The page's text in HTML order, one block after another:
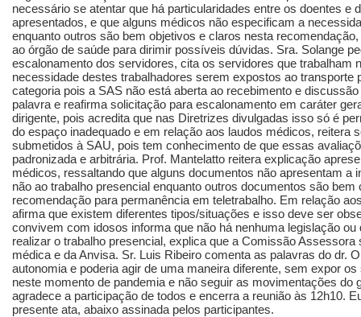
necessário se atentar que há particularidades entre os doentes e
apresentados, e que alguns médicos não especificam a
enquanto outros são bem objetivos e claros nesta
ao órgão de saúde para dirimir possíveis dúvidas. Sra. Solange
escalonamento dos servidores, cita os servidores que trabalham
necessidade destes trabalhadores serem expostos ao transporte
categoria pois a SAS não está aberta ao recebimento e
palavra e reafirma solicitação para escalonamento em caráter
dirigente, pois acredita que nas Diretrizes divulgadas isso só é
do espaço inadequado e em relação aos laudos médicos, reitera
submetidos à SAU, pois tem conhecimento de que essas
padronizada e arbitrária. Prof. Mantelatto reitera explicação
médicos, ressaltando que alguns documentos não apresentam a
não ao trabalho presencial enquanto outros documentos são
recomendação para permanência em teletrabalho. Em relação
afirma que existem diferentes tipos/situações e isso deve ser
convivem com idosos informa que não há nenhuma legislação
realizar o trabalho presencial, explica que a Comissão
médica e da Anvisa. Sr. Luis Ribeiro comenta as palavras do dr.
autonomia e poderia agir de uma maneira diferente, sem expor
neste momento de pandemia e não seguir as movimentações do
agradece a participação de todos e encerra a reunião às 12h10.
presente ata, abaixo assinada pelos participantes.